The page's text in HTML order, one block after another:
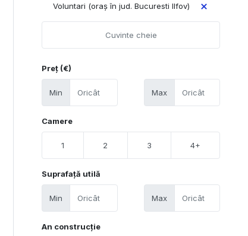
Voluntari (oraș în jud. Bucuresti Ilfov)
Preț (€)
Min Max
Camere
1 2 3 4+
Suprafață utilă
Min Max
An construcție